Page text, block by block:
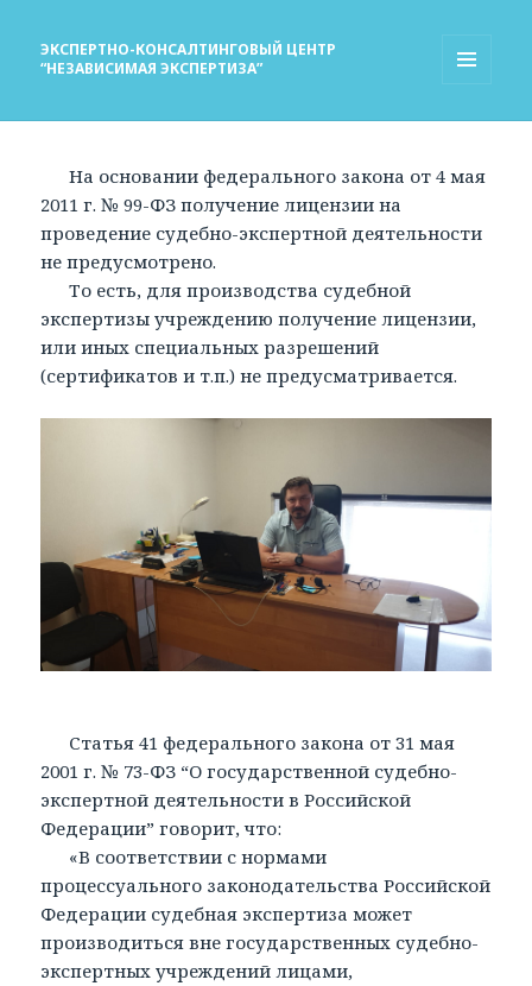
ЭКСПЕРТНО-КОНСАЛТИНГОВЫЙ ЦЕНТР
“НЕЗАВИСИМАЯ ЭКСПЕРТИЗА”
На основании федерального закона от 4 мая
2011 г. № 99-ФЗ получение лицензии на
проведение судебно-экспертной деятельности
не предусмотрено.
То есть, для производства судебной
экспертизы учреждению получение лицензии,
или иных специальных разрешений
(сертификатов и т.п.) не предусматривается.
Статья 41 федерального закона от 31 мая
2001 г. № 73-ФЗ “О государственной судебно-
экспертной деятельности в Российской
Федерации” говорит, что:
«В соответствии с нормами
процессуального законодательства Российской
Федерации судебная экспертиза может
производиться вне государственных судебно-
экспертных учреждений лицами,